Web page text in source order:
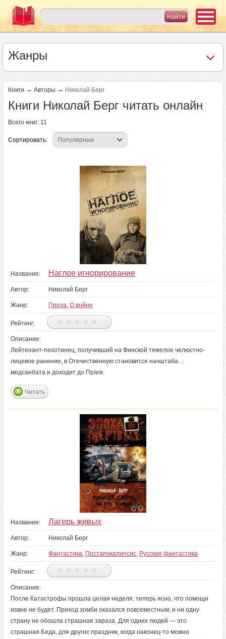
Жанры
Книги → Авторы → Николай Берг
Книги Николай Берг читать онлайн
Всего книг: 11
Сортировать:
Название: Наглое игнорирование
Автор: Николай Берг
Жанр: Проза, О войне
Рейтинг:
Описание:
Лейтенант-пехотинец, получивший на Финской тяжелое челюстно-
лицевое ранение, в Отечественную становится начштаба…
медсанбата и доходит до Праги.
Читать
Название: Лагерь живых
Автор: Николай Берг
Жанр: Фантастика, Постапокалипсис, Русская фантастика
Рейтинг:
Описание:
После Катастрофы прошла целая неделя, теперь ясно, что помощи
извне не будет. Приход зомби оказался повсеместным, и ни одну
страну не обошла страшная зараза. Для одних людей — это
страшная Беда, для других праздник, когда наконец-то можно